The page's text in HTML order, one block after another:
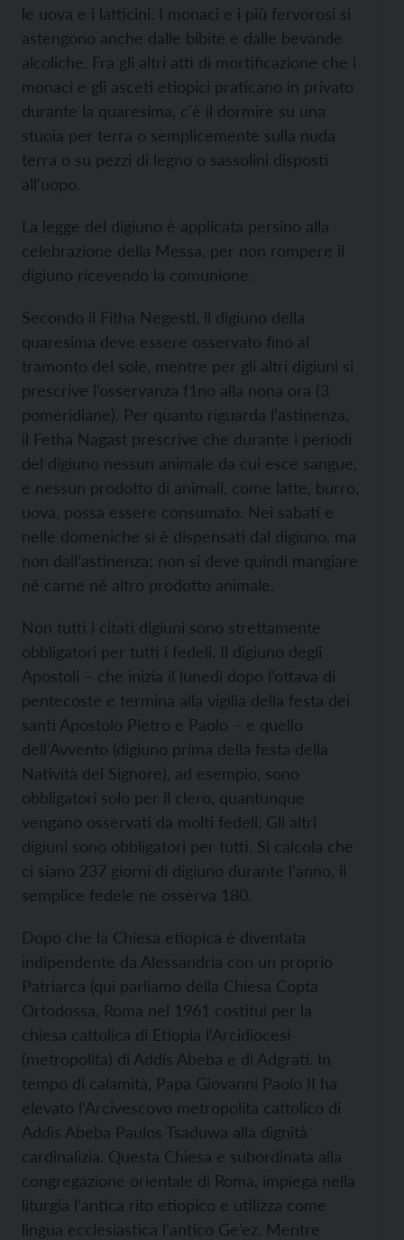
le uova e i latticini. I monaci e i più fervorosi si
astengono anche dalle bibite e dalle bevande
alcoliche. Fra gli altri atti di mortiﬁcazione che i
monaci e gli asceti etiopici praticano in privato
durante la quaresima, c'è il dormire su una
stuoia per terra o semplicemente sulla nuda
terra o su pezzi di legno o sassolini disposti
all'uopo.
La legge del digiuno è applicata persino alla
celebrazione della Messa, per non rompere il
digiuno ricevendo la comunione.
Secondo il Fitha Negesti, il digiuno della
quaresima deve essere osservato ﬁno al
tramonto del sole, mentre per gli altri digiuni si
prescrive l’osservanza f1no alla nona ora (3
pomeridiane). Per quanto riguarda l’astinenza,
il Fetha Nagast prescrive che durante i periodi
del digiuno nessun animale da cui esce sangue,
e nessun prodotto di animali, come latte, burro,
uova, possa essere consumato. Nei sabati e
nelle domeniche si è dispensati dal digiuno, ma
non dall’astinenza; non si deve quindi mangiare
né carne né altro prodotto animale.
Non tutti i citati digiuni sono strettamente
obbligatori per tutti i fedeli. Il digiuno degli
Apostoli – che inizia il lunedì dopo l’ottava di
pentecoste e termina alla vigilia della festa dei
santi Apostolo Pietro e Paolo – e quello
dell’Avvento (digiuno prima della festa della
Natività del Signore), ad esempio, sono
obbligatori solo per il clero, quantunque
vengano osservati da molti fedeli. Gli altri
digiuni sono obbligatori per tutti. Si calcola che
ci siano 237 giorni di digiuno durante l’anno, il
semplice fedele ne osserva 180.
Dopo che la Chiesa etiopica è diventata
indipendente da Alessandria con un proprio
Patriarca (qui parliamo della Chiesa Copta
Ortodossa, Roma nel 1961 costituì per la
chiesa cattolica di Etiopia l’Arcidiocesi
(metropolita) di Addis Abeba e di Adgrati. In
tempo di calamità, Papa Giovanni Paolo II ha
elevato l’Arcivescovo metropolita cattolico di
Addis Abeba Paulos Tsaduwa alla dignità
cardinalizia. Questa Chiesa e subordinata alla
congregazione orientale di Roma, impiega nella
liturgia l’antica rito etiopico e utilizza come
lingua ecclesiastica l’antico Ge’ez. Mentre